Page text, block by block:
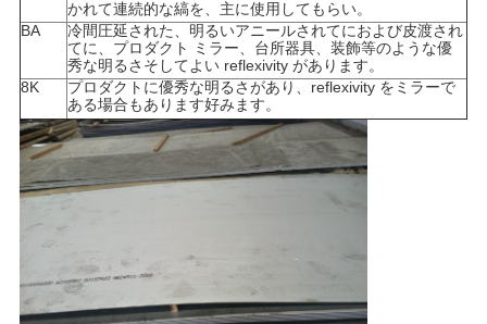
かれて連続的な縞を、主に使用してもらい。
BA
冷間圧延された、明るいアニールされてにおよび皮渡され
てに、プロダクト ミラー、台所器具、装飾等のような優
秀な明るさそしてよい reflexivity があります。
8K
プロダクトに優秀な明るさがあり、reflexivity をミラーで
ある場合もあります好みます。